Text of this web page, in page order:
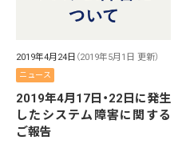
2019年4月24日 （2019年5月1日 更新）
ニュース
2019年4月17日・22日に発生
したシステム障害に関する
ご報告